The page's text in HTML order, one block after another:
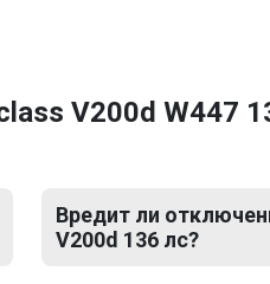
V200d W447
Вредит ли
V200d 136 лс?